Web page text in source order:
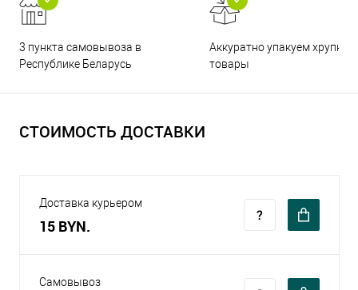
3 пункта самовывоза в
Республике Беларусь
Аккуратно упакуем хрупкие
товары
СТОИМОСТЬ ДОСТАВКИ
Доставка курьером
15 BYN.
Самовывоз